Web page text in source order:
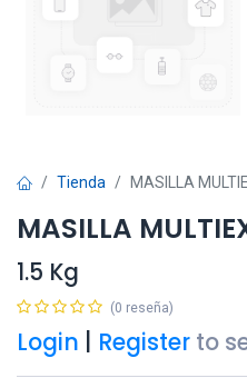
Tienda MASILLA
MASILLA
1.5 Kg
(0 reseña)
Login Register to